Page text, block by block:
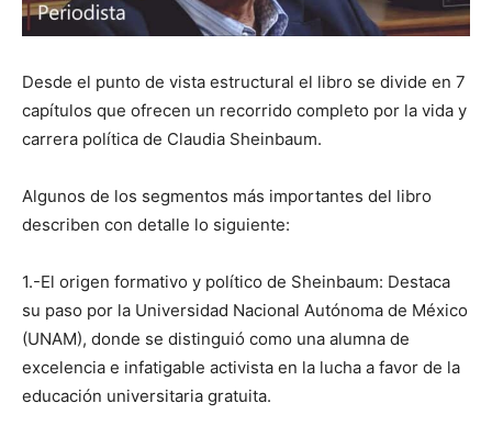
Desde el punto de vista estructural el libro se divide en 7
capítulos que ofrecen un recorrido completo por la vida y
carrera política de Claudia Sheinbaum.
Algunos de los segmentos más importantes del libro
describen con detalle lo siguiente:
1.-El origen formativo y político de Sheinbaum: Destaca
su paso por la Universidad Nacional Autónoma de México
(UNAM), donde se distinguió como una alumna de
excelencia e infatigable activista en la lucha a favor de la
educación universitaria gratuita.